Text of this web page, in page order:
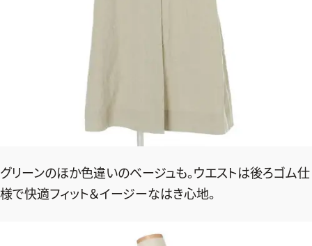
グリーンのほか色違いのベージュも。ウエストは後ろゴム仕
様で快適フィット＆イージーなはき心地。